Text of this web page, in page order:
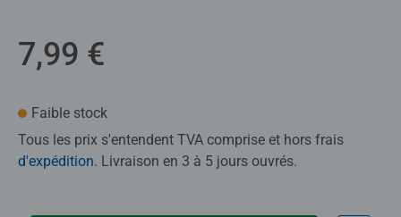
7,99 €
Faible stock
Tous les prix s'entendent TVA comprise et hors frais
d'expédition. Livraison en 3 à 5 jours ouvrés.